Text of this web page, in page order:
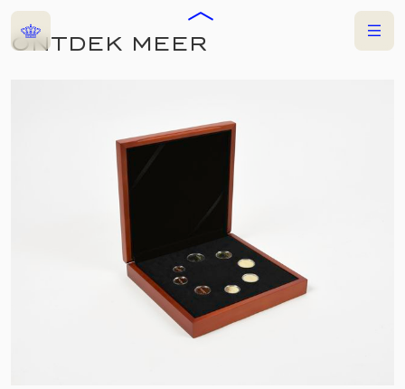
Home Menu
ERWIN OLAF -
FREEDOM
11 OKTOBER 2025
6 APRIL 2026
ONTDEK MEER